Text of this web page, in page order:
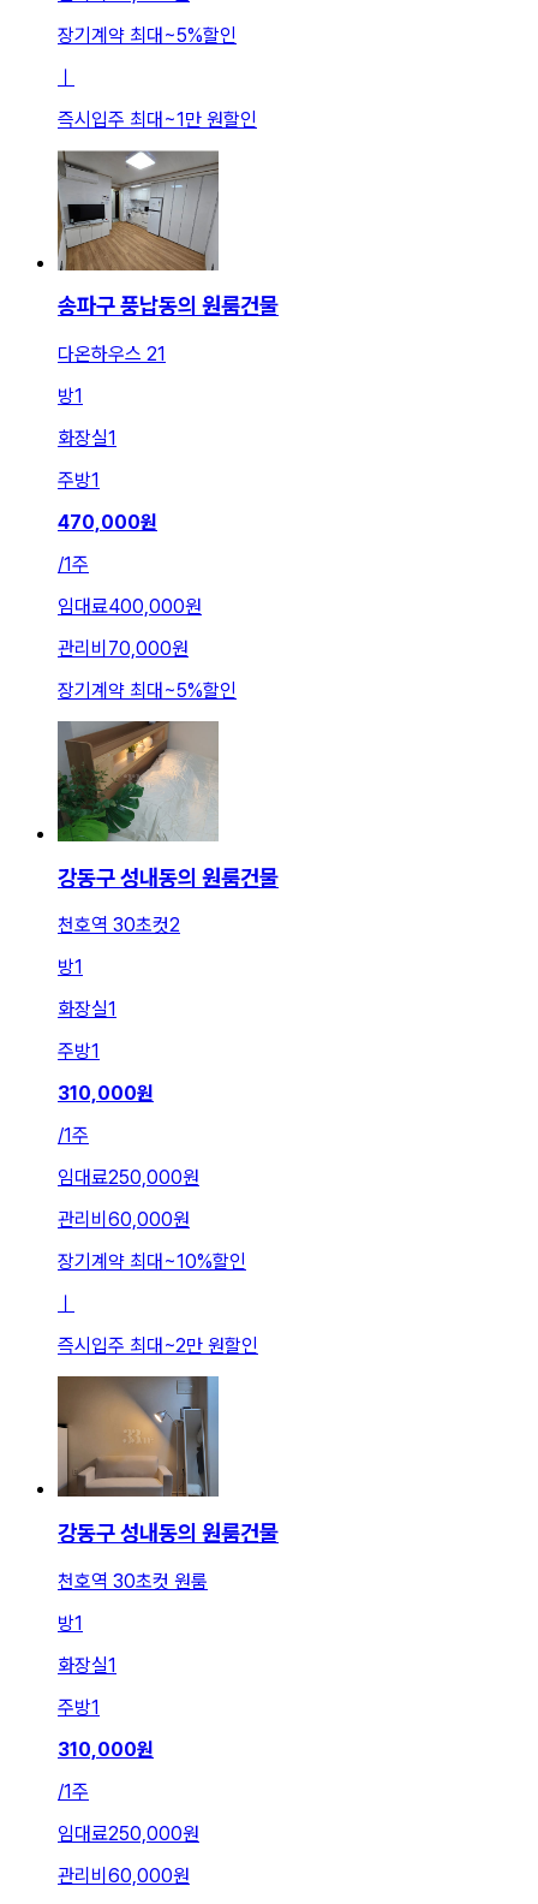
장기계약 최대~5%할인
ㅣ
즉시입주 최대~1만 원할인
송파구 풍납동의 원룸건물
다온하우스 21
방1
화장실1
주방1
470,000원
/1주
임대료400,000원
관리비 70,000원
장기계약 최대~5%할인
강동구 성내동의 원룸건물
천호역 30초컷2
방1
화장실1
주방1
310,000원
/1주
임대료250,000원
관리비 60,000원
장기계약 최대 ~10%할인
즉시입주 최대 ~2만 원할인
강동구 성내동의 원룸건물
천호역 30초컷 원룸
방1
화장실1
주방1
310,000원
/1주
임대료250,000원
관리비 60,000원